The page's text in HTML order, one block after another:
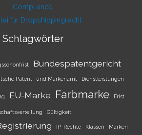
Compliance
für Dropshippingrecht
Schlagwörter
Bundespatentgericht
Patent- und Markenamt Dienstleistungen
EU-Marke Farbmarke Frist
Gültigkeit
IP-Rechte Klassen Marken